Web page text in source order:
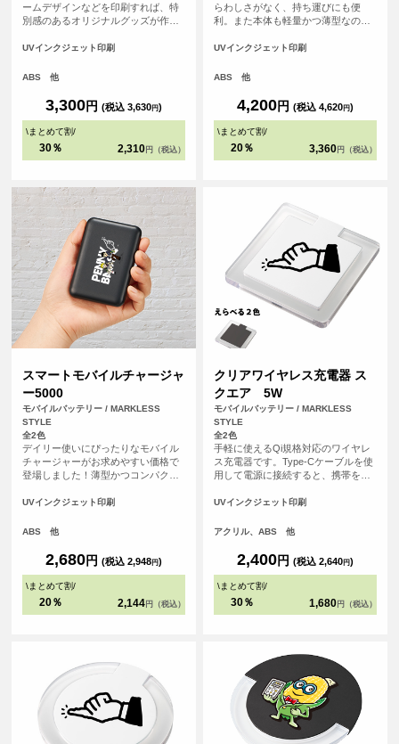
ームデザインなどを印刷すれば、特
別感のあるオリジナルグッズが作れ
周年記念のほか、アーティストの物
アイテムです。
UVインクジェット印刷
ABS 他
3,300円 (税込 3,630円)
\まとめて割/
30％ 2,310 円（税込）
らわしさがなく、持ち運びにも便
利。また本体も軽量かつ薄型なの
さばらず便利なモバイルバッテリー
UVインクジェット印刷
ABS 他
4,200円 (税込 4,620円)
\まとめて割/
20％ 3,360 円（税込）
スマートモバイルチャージャ
ー5000
モバイルバッテリー / MARKLESS
STYLE
全2色
デイリー使いにぴったりなモバイル
チャージャーがお求めやすい価格で
登場しました！薄型かつコンパクト
持ち運びに便利です。側面には残量
に残量の確認ができる仕様です。ま
いるため、2台同時充電も可能です。
<br> ※本製品はケーブルは付属して
おりません。お手持ちのケーブルを
UVインクジェット印刷
ABS 他
2,680円 (税込 2,948円)
\まとめて割/
20％ 2,144 円（税込）
クリアワイヤレス充電器 ス
クエア 5W
モバイルバッテリー / MARKLESS
STYLE
全2色
手軽に使えるQi規格対応のワイヤレ
ス充電器です。Type-Cケーブルを使
用して電源に接続すると、携帯を置
青いライトが輝き、外側のアクリル
美しく彩ります。
UVインクジェット印刷
アクリル、ABS 他
2,400円 (税込 2,640円)
\まとめて割/
30％ 1,680 円（税込）